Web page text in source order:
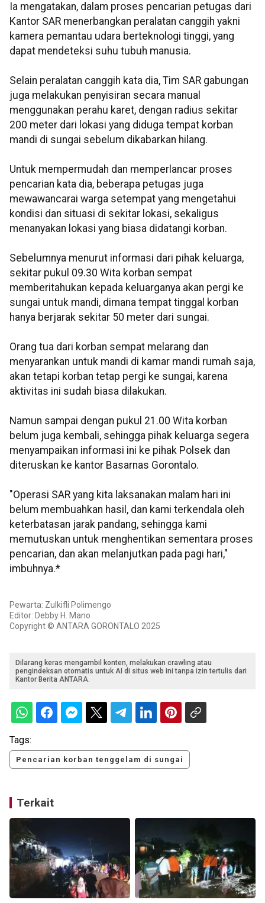
Ia mengatakan, dalam proses pencarian petugas dari
Kantor SAR menerbangkan peralatan canggih yakni
kamera pemantau udara berteknologi tinggi, yang
dapat mendeteksi suhu tubuh manusia.
Selain peralatan canggih kata dia, Tim SAR gabungan
juga melakukan penyisiran secara manual
menggunakan perahu karet, dengan radius sekitar
200 meter dari lokasi yang diduga tempat korban
mandi di sungai sebelum dikabarkan hilang.
Untuk mempermudah dan memperlancar proses
pencarian kata dia, beberapa petugas juga
mewawancarai warga setempat yang mengetahui
kondisi dan situasi di sekitar lokasi, sekaligus
menanyakan lokasi yang biasa didatangi korban.
Sebelumnya menurut informasi dari pihak keluarga,
sekitar pukul 09.30 Wita korban sempat
memberitahukan kepada keluarganya akan pergi ke
sungai untuk mandi, dimana tempat tinggal korban
hanya berjarak sekitar 50 meter dari sungai.
Orang tua dari korban sempat melarang dan
menyarankan untuk mandi di kamar mandi rumah saja,
akan tetapi korban tetap pergi ke sungai, karena
aktivitas ini sudah biasa dilakukan.
Namun sampai dengan pukul 21.00 Wita korban
belum juga kembali, sehingga pihak keluarga segera
menyampaikan informasi ini ke pihak Polsek dan
diteruskan ke kantor Basarnas Gorontalo.
"Operasi SAR yang kita laksanakan malam hari ini
belum membuahkan hasil, dan kami terkendala oleh
keterbatasan jarak pandang, sehingga kami
memutuskan untuk menghentikan sementara proses
pencarian, dan akan melanjutkan pada pagi hari,"
imbuhnya.*
Pewarta: Zulkifli Polimengo
Editor: Debby H. Mano
Copyright © ANTARA GORONTALO 2025
Dilarang keras mengambil konten, melakukan crawling atau
pengindeksan otomatis untuk AI di situs web ini tanpa izin tertulis dari
Kantor Berita ANTARA.
Tags:
Pencarian korban tenggelam di sungai
Terkait